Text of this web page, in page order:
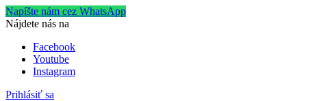
Napíšte nám cez WhatsApp
Nájdete nás na
Facebook
Youtube
Instagram
Prihlásiť sa